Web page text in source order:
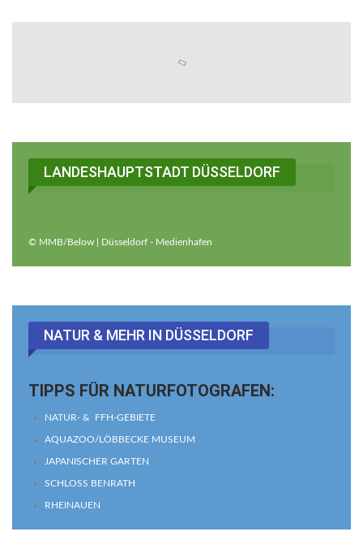
LANDESHAUPTSTADT DÜSSELDORF
© MMB/Below | Düsseldorf - Medienhafen
NATUR & MEHR IN DÜSSELDORF
TIPPS FÜR NATURFOTOGRAFEN:
NATUR- & FFH-GEBIETE
AQUAZOO/LÖBBECKE MUSEUM
JAPANISCHER GARTEN
SCHLOSS BENRATH
RHEINAUEN